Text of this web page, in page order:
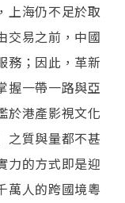
上海仍不足於取
交易之前，中國
務；因此，革新
握一帶一路與亞
於港產影視文化
之質與量都不甚
力的方式即是迎
萬人的跨國境粵